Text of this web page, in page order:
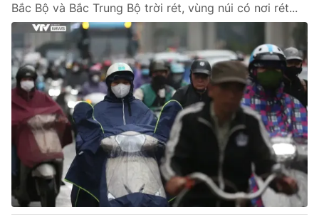
Bắc Bộ và Bắc Trung Bộ trời rét, vùng núi có nơi rét...